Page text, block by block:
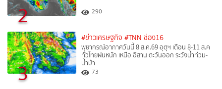
2 290
3
#ข่าวเศรษฐกิจ #TNN ช่อง16
พยากรณ์อากาศวันนี้ 8 ส.ค.69 อุตุฯ เตือน 8-11 ส.ค
ทั่วไทยฝนหนัก เหนือ อีสาน ตะวันออก ระวังน้ำท่วม-
น้ำป่า
73